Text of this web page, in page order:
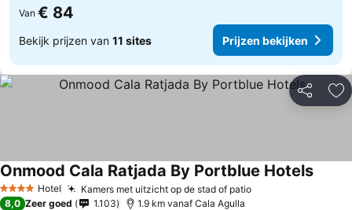
Van € 84
Bekijk prijzen van 11 sites Prijzen bekijken
Delen
4 SterrenHotel Kamers met uitzicht op de stad of patio
Onmood Cala Ratjada By Portblue Hotels
8,0 Zeer goed 1.103 1.9 km vanaf Cala Agulla